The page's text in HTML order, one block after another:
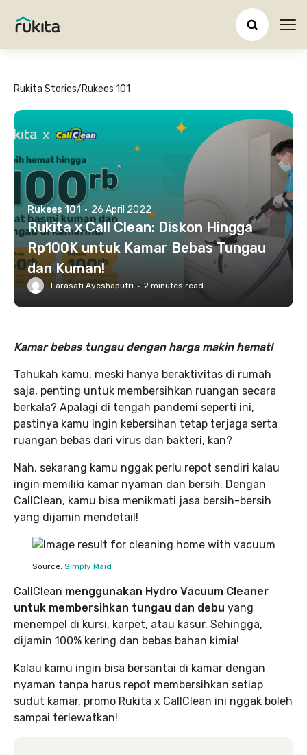
Rukita Stories/Rukees 101
Rukees 101 · 26 April 2022
Rukita x Call Clean: Diskon Hingga
Rp100K untuk Kamar Bebas Tungau
dan Kuman!
Larasati Ayeshaputri · 2 minutes read
Kamar bebas tungau dengan harga makin hemat!
Tahukah kamu, meski hanya beraktivitas di rumah
saja, penting untuk membersihkan ruangan secara
berkala? Apalagi di tengah pandemi seperti ini,
pastinya kamu ingin kebersihan tetap terjaga serta
ruangan bebas dari virus dan bakteri, kan?
Nah, sekarang kamu nggak perlu repot sendiri kalau
ingin memiliki kamar nyaman dan bersih. Dengan
CallClean, kamu bisa menikmati jasa bersih-bersih
yang dijamin mendetail!
Source: Simply Maid
CallClean menggunakan Hydro Vacuum Cleaner
untuk membersihkan tungau dan debu yang
menempel di kursi, karpet, atau kasur. Sehingga,
dijamin 100% kering dan bebas bahan kimia!
Kalau kamu ingin bisa bersantai di kamar dengan
nyaman tanpa harus repot membersihkan setiap
sudut kamar, promo Rukita x CallClean ini nggak boleh
sampai terlewatkan!